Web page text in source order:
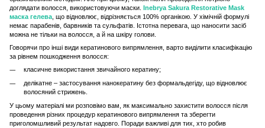
доглядати волосся, використовуючи маски. Inebrya Sakura Restorative Mask
маска гелева , що відновлює, відрізняється 100% органікою. У хімічній формулі
немає парабенів, барвників та сульфатів. Істотна перевага, що наносити засіб
можна не тільки на волосся, а й на шкіру голови.
Говорячи про інші види кератинового випрямлення, варто виділити класифікацію
за рівнем пошкодження волосся:
класичне використання звичайного кератину;
делікатне – застосування нанокератину без формальдегіду, що відновлює
волосяний стрижень.
У цьому матеріалі ми розповімо вам, як максимально захистити волосся після
проведення різних процедур кератинового випрямлення та зберегти
приголомшливий результат надовго. Поради важливі для тих, хто робив